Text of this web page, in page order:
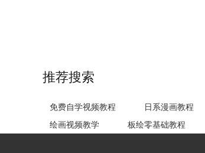
推荐搜索
免费自学视频教程 日系漫画教程
绘画视频教学
板绘零基础教程